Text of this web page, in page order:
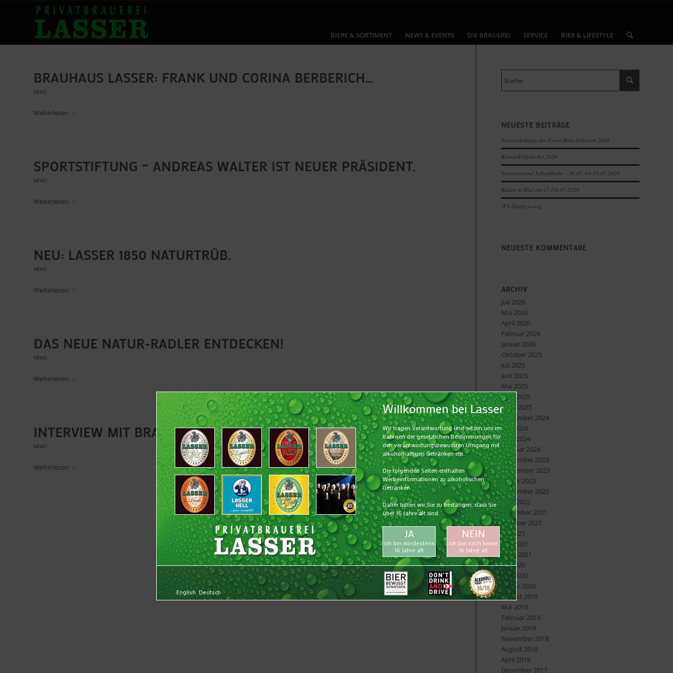
BIERE & SORTIMENT NEWS & EVENTS DIE BRAUEREI SERVICE BIER & LIFESTYLE
BRAUHAUS LASSER: FRANK UND CORINA BERBERICH…
NEWS
Weiterlesen
SPORTSTIFTUNG – ANDREAS WALTER IST NEUER PRÄSIDENT.
NEWS
Weiterlesen
NEU: LASSER 1850 NATURTRÜB.
NEWS
Weiterlesen
DAS NEUE NATUR-RADLER ENTDECKEN!
NEWS
Weiterlesen
INTERVIEW MIT BRAUMEISTER KLAUS-DIETER WAGNER
NEWS
Weiterlesen
NEUESTE BEITRÄGE
Preisverleihung der Finest Beer Selection 2026
Kieswerk Open Air 2026
Sommersound Schopfheim – 16.07. bis 19.07.2026
Baden in Blut am 17./18.07.2026
IFS-Zertifizierung
NEUESTE KOMMENTARE
ARCHIV
Juli 2026
Mai 2026
April 2026
Februar 2026
Januar 2026
Oktober 2025
Juli 2025
Juni 2025
Mai 2025
April 2025
März 2025
November 2024
Juni 2024
April 2024
Februar 2024
November 2023
September 2023
Januar 2023
November 2022
April 2022
Dezember 2021
Oktober 2021
Juli 2021
Mai 2021
März 2021
Juli 2020
Mai 2020
Januar 2020
August 2019
Mai 2019
Februar 2019
Januar 2019
November 2018
August 2018
April 2018
Dezember 2017